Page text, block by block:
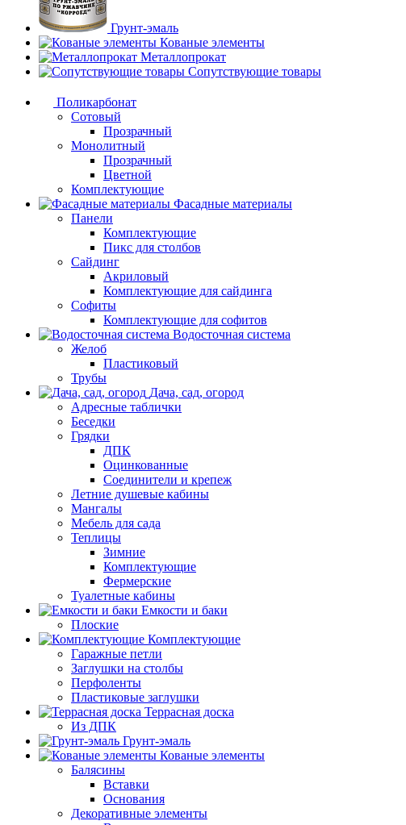
Грунт-эмаль
Кованые элементы
Металлопрокат
Сопутствующие товары
Поликарбонат
Сотовый
Прозрачный
Монолитный
Прозрачный
Цветной
Комплектующие
Фасадные материалы
Панели
Комплектующие
Пикс для столбов
Сайдинг
Акриловый
Комплектующие для сайдинга
Софиты
Комплектующие для софитов
Водосточная система
Желоб
Пластиковый
Трубы
Дача, сад, огород
Адресные таблички
Беседки
Грядки
ДПК
Оцинкованные
Соединители и крепеж
Летние душевые кабины
Мангалы
Мебель для сада
Теплицы
Зимние
Комплектующие
Фермерские
Туалетные кабины
Емкости и баки
Плоские
Комплектующие
Гаражные петли
Заглушки на столбы
Перфоленты
Пластиковые заглушки
Террасная доска
Из ДПК
Грунт-эмаль
Кованые элементы
Балясины
Вставки
Основания
Декоративные элементы